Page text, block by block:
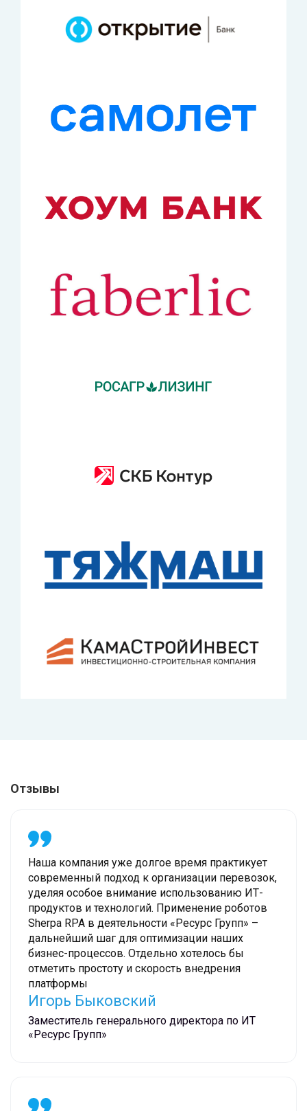
Отзывы
Наша компания уже долгое время практикует
современный подход к организации перевозок,
уделяя особое внимание использованию ИТ-
продуктов и технологий. Применение роботов
Sherpa RPA в деятельности «Ресурс Групп» –
дальнейший шаг для оптимизации наших
бизнес-процессов. Отдельно хотелось бы
отметить простоту и скорость внедрения
платформы
Игорь Быковский
Заместитель генерального директора по ИТ
«Ресурс Групп»